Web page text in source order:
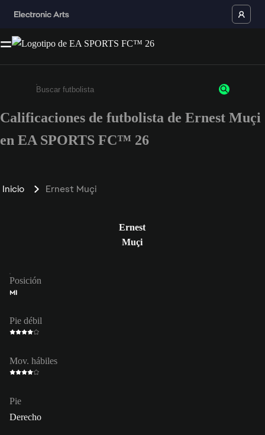
Ingresa un mínimo de 3 caracteres o números
Calificaciones de futbolista de Ernest Muçi
en EA SPORTS FC™ 26
Inicio Ernest Muçi
Ernest
Muçi
Posición
MI
Pie débil
Mov. hábiles
Pie
Derecho